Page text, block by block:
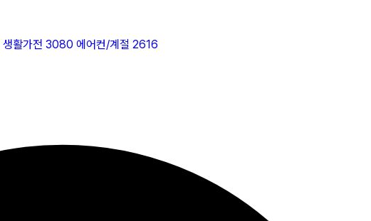
생활가전 3080 에어컨/계절 2616